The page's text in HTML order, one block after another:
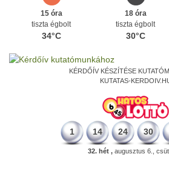
15 óra
tiszta égbolt
34°C
18 óra
tiszta égbolt
30°C
KÉRDŐÍV KÉSZÍTÉSE
KUTATAS-
1 14 24 30
32. hét ,augusztus 6.,